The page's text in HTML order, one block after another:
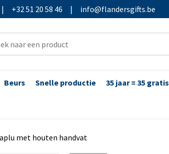
| +32 51 20 58 46 | info@flandersgifts.be
Beurs Snelle productie 35 jaar = 35 gratis
met houten handvat